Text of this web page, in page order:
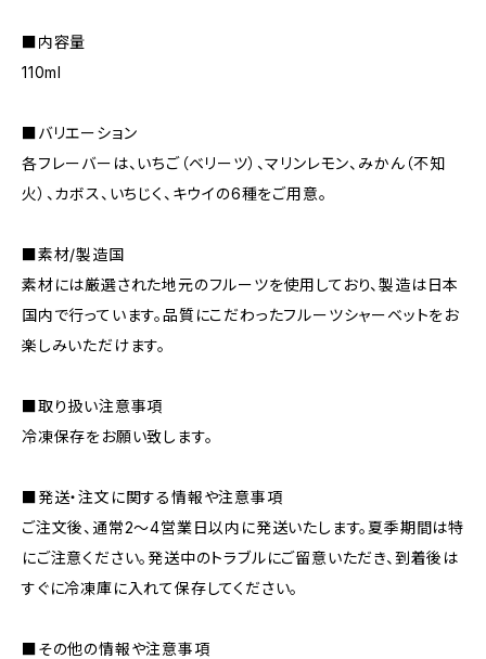
■内容量
110ml
■バリエーション
各フレーバーは、いちご（ベリーツ）、マリンレモン、みかん（不知
火）、カボス、いちじく、キウイの6種をご用意。
■素材/製造国
素材には厳選された地元のフルーツを使用しており、製造は日本
国内で行っています。品質にこだわったフルーツシャーベットをお
楽しみいただけます。
■取り扱い注意事項
冷凍保存をお願い致します。
■発送・注文に関する情報や注意事項
ご注文後、通常2～4営業日以内に発送いたします。夏季期間は特
にご注意ください。発送中のトラブルにご留意いただき、到着後は
すぐに冷凍庫に入れて保存してください。
■その他の情報や注意事項